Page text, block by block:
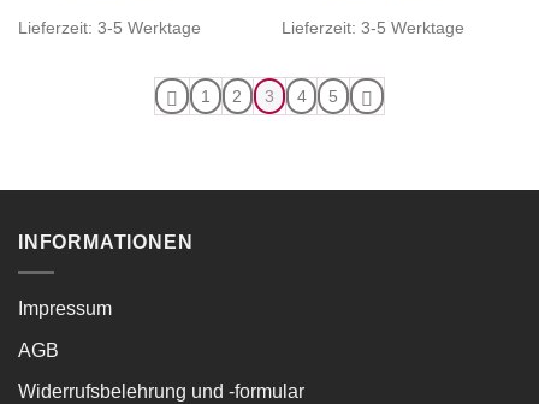
Lieferzeit: 3-5 Werktage Lieferzeit: 3-5 Werktage
1 2 3 4 5
INFORMATIONEN
Impressum
AGB
Widerrufsbelehrung und -formular